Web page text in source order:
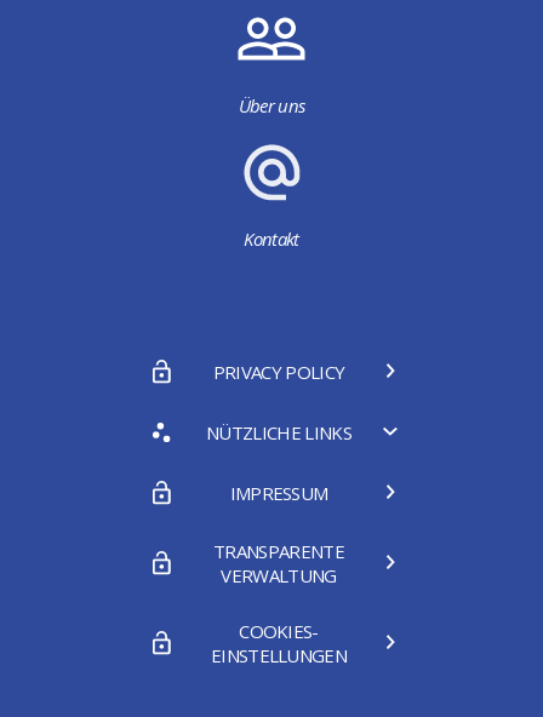
Über uns
Kontakt
PRIVACY POLICY
NÜTZLICHE LINKS
IMPRESSUM
TRANSPARENTE
VERWALTUNG
COOKIES-
EINSTELLUNGEN